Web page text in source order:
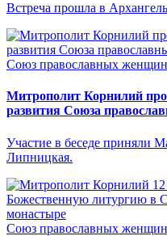
Встреча прошла в
Союз православных женщин
Митрополит Корнилий
развития Союза
Участие в беседе приняли
Липницкая.
Союз православных женщин